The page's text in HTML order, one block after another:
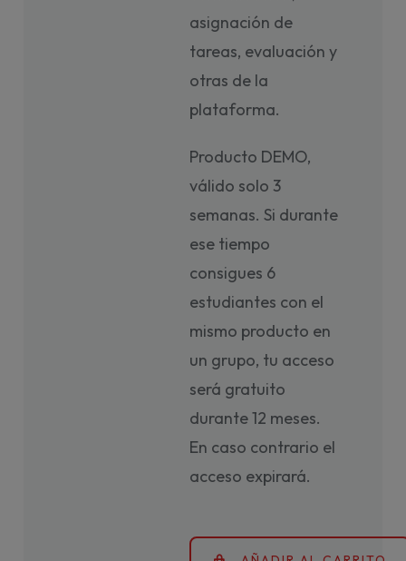
asignación de
tareas, evaluación y
otras de la
plataforma.
Producto DEMO,
válido solo 3
semanas. Si durante
ese tiempo
consigues 6
estudiantes con el
mismo producto en
un grupo, tu acceso
será gratuito
durante 12 meses.
En caso contrario el
acceso expirará.